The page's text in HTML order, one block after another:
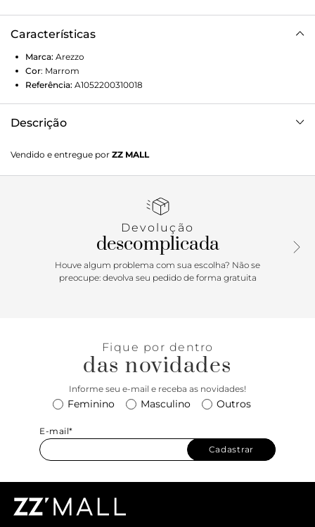
Características
Marca: Arezzo
Cor: Marrom
Referência: A1052200310018
Descrição
Vendido e entregue por ZZ MALL
Devolução
descomplicada
Houve algum problema com sua escolha? Não se
preocupe: devolva seu pedido de forma gratuita
Fique por dentro
das novidades
Informe seu e-mail e receba as novidades!
Feminino Masculino Outros
E-mail*
Cadastrar